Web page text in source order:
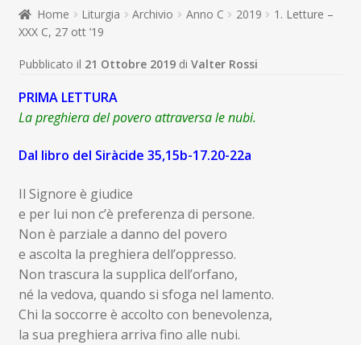
Contatti
Don Bosco
Home Liturgia Archivio Anno C 2019
1. Letture –
XXX C, 27 ott ’19
Pubblicato il 21 Ottobre 2019 di Valter Rossi
PRIMA LETTURA
La preghiera del povero attraversa le nubi.
Dal libro del Siràcide 35,15b-17.20-22a
Il Signore è giudice
e per lui non c’è preferenza di persone.
Non è parziale a danno del povero
e ascolta la preghiera dell’oppresso.
Non trascura la supplica dell’orfano,
né la vedova, quando si sfoga nel lamento.
Chi la soccorre è accolto con benevolenza,
la sua preghiera arriva fino alle nubi.